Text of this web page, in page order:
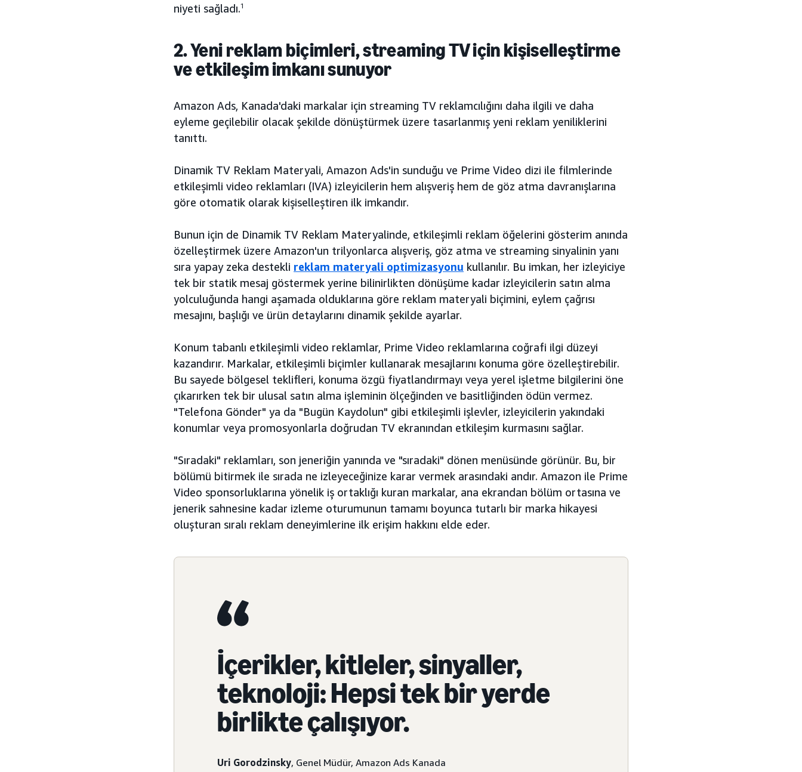
niyeti sağladı.1
2. Yeni reklam biçimleri, streaming TV için kişiselleştirme
ve etkileşim imkanı sunuyor
Amazon Ads, Kanada'daki markalar için streaming TV reklamcılığını daha ilgili ve daha
eyleme geçilebilir olacak şekilde dönüştürmek üzere tasarlanmış yeni reklam yeniliklerini
tanıttı.
Dinamik TV Reklam Materyali, Amazon Ads'in sunduğu ve Prime Video dizi ile filmlerinde
etkileşimli video reklamları (IVA) izleyicilerin hem alışveriş hem de göz atma davranışlarına
göre otomatik olarak kişiselleştiren ilk imkandır.
Bunun için de Dinamik TV Reklam Materyalinde, etkileşimli reklam öğelerini gösterim anında
özelleştirmek üzere Amazon'un trilyonlarca alışveriş, göz atma ve streaming sinyalinin yanı
sıra yapay zeka destekli reklam materyali optimizasyonu kullanılır. Bu imkan, her izleyiciye
tek bir statik mesaj göstermek yerine bilinirlikten dönüşüme kadar izleyicilerin satın alma
yolculuğunda hangi aşamada olduklarına göre reklam materyali biçimini, eylem çağrısı
mesajını, başlığı ve ürün detaylarını dinamik şekilde ayarlar.
Konum tabanlı etkileşimli video reklamlar, Prime Video reklamlarına coğrafi ilgi düzeyi
kazandırır. Markalar, etkileşimli biçimler kullanarak mesajlarını konuma göre özelleştirebilir.
Bu sayede bölgesel teklifleri, konuma özgü fiyatlandırmayı veya yerel işletme bilgilerini öne
çıkarırken tek bir ulusal satın alma işleminin ölçeğinden ve basitliğinden ödün vermez.
"Telefona Gönder" ya da "Bugün Kaydolun" gibi etkileşimli işlevler, izleyicilerin yakındaki
konumlar veya promosyonlarla doğrudan TV ekranından etkileşim kurmasını sağlar.
"Sıradaki" reklamları, son jeneriğin yanında ve "sıradaki" dönen menüsünde görünür. Bu, bir
bölümü bitirmek ile sırada ne izleyeceğinize karar vermek arasındaki andır. Amazon ile Prime
Video sponsorluklarına yönelik iş ortaklığı kuran markalar, ana ekrandan bölüm ortasına ve
jenerik sahnesine kadar izleme oturumunun tamamı boyunca tutarlı bir marka hikayesi
oluşturan sıralı reklam deneyimlerine ilk erişim hakkını elde eder.
İçerikler, kitleler, sinyaller,
teknoloji: Hepsi tek bir yerde
birlikte çalışıyor.
Uri Gorodzinsky, Genel Müdür, Amazon Ads Kanada